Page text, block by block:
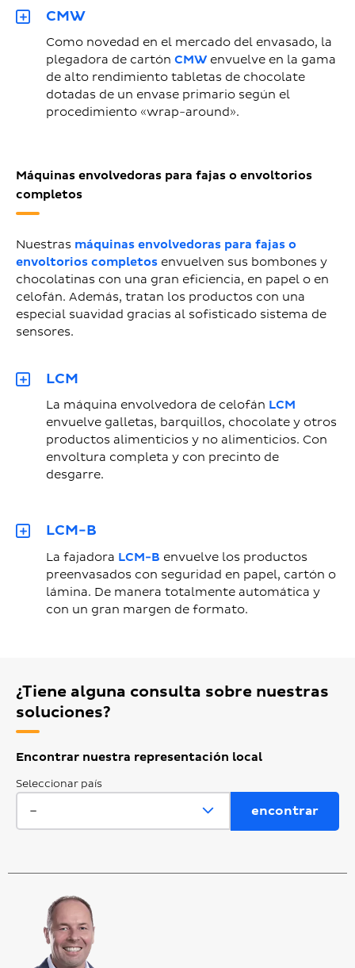
CMW
Como novedad en el mercado del envasado, la
plegadora de cartón CMWenvuelve en la gama
de alto rendimiento tabletas de chocolate
dotadas de un envase primario según el
procedimiento «wrap-around».
Máquinas envolvedoras para fajas o envoltorios
completos
Nuestras máquinas envolvedoras para fajas o
envoltorios completos envuelven sus bombones y
chocolatinas con una gran eficiencia, en papel o en
celofán. Además, tratan los productos con una
especial suavidad gracias al sofisticado sistema de
sensores.
LCM
La máquina envolvedora de celofán LCM
envuelve galletas, barquillos, chocolate y otros
productos alimenticios y no alimenticios. Con
envoltura completa y con precinto de
desgarre.
LCM-B
La fajadora LCM-B envuelve los productos
preenvasados con seguridad en papel, cartón o
lámina. De manera totalmente automática y
con un gran margen de formato.
¿Tiene alguna consulta sobre nuestras
soluciones?
Encontrar nuestra representación local
Seleccionar país